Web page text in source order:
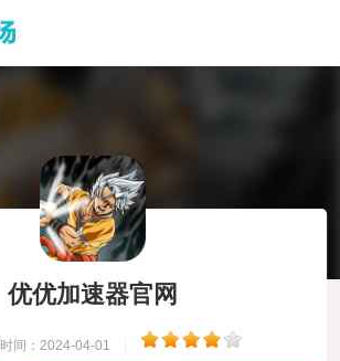
优优加速器官网
时间：2024-04-01